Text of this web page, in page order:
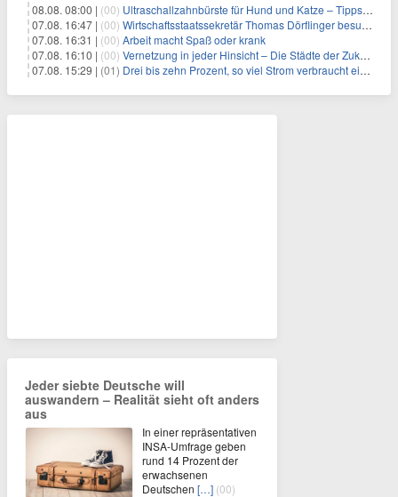
08.08. 08:00 | (00) Ultraschallzahnbürste für Hund und Katze – Tipps zur erfolgreichen Eingewöhnung
07.08. 16:47 | (00) Wirtschaftsstaatssekretär Thomas Dörflinger besucht Handwerksbetrieb im Kammerbezirk Freiburg
07.08. 16:31 | (00) Arbeit macht Spaß oder krank
07.08. 16:10 | (00) Vernetzung in jeder Hinsicht – Die Städte der Zukunft sind grün-blau
07.08. 15:29 | (01) Drei bis zehn Prozent, so viel Strom verbraucht ein Aufzug im Gebäude
Jeder siebte Deutsche will
auswandern – Realität sieht oft anders
aus
In einer repräsentativen
INSA-Umfrage geben
rund 14 Prozent der
erwachsenen
Deutschen […] (00)